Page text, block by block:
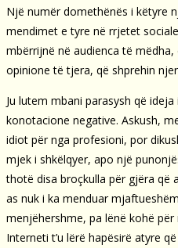
Një numër domethënës i këtyre
mendimet e tyre në rrjetet
mbërrijnë në audienca të
opinione të tjera, që shprehin
Ju lutem mbani parasysh që
konotacione negative. Askush,
idiot për nga profesioni, por
mjek i shkëlqyer, apo një
thotë disa broçkulla për gjëra që
as nuk i ka menduar
menjëhershme, pa lënë kohë
Interneti t’u lërë hapësirë atyre